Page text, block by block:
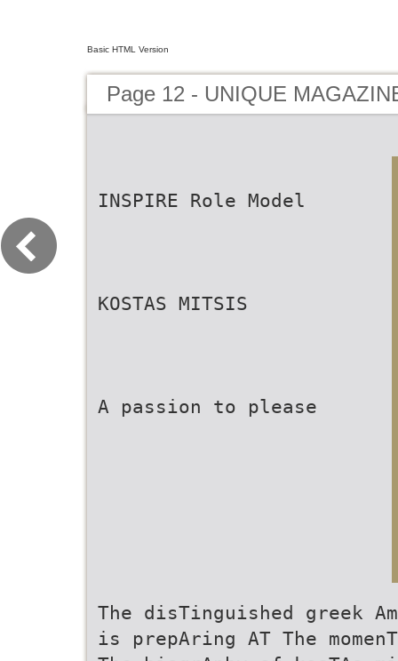
Basic HTML Version
Page 12 - UNIQUE
INSPIRE Role Model
KOSTAS MITSIS
A passion to please
The disTinguished greek
is prepAring AT The momenT